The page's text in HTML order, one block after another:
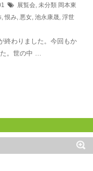
展覧会, 未分類 岡本東
,恨み, 悪女, 池永康晟, 浮世
終わりました。今回もか
た。世の中 …